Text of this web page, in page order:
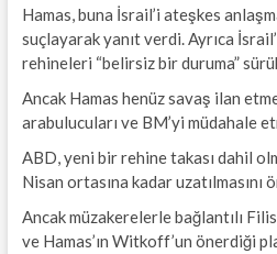
Hamas, buna İsrail’i ateşkes
suçlayarak yanıt verdi. Ayrıca
rehineleri “belirsiz bir duruma”
Ancak Hamas henüz savaş ilan
arabulucuları ve BM’yi müdahale
ABD, yeni bir rehine takası dahil
Nisan ortasına kadar uzatılmasını
Ancak müzakerelerle bağlantılı
ve Hamas’ın Witkoff’un önerdiği